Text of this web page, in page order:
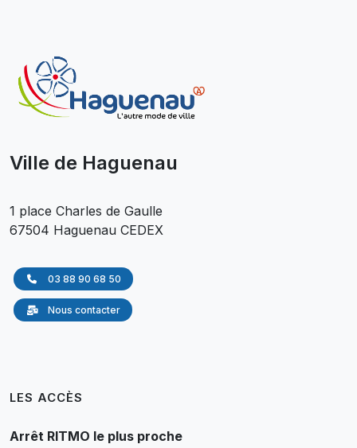
Ville de Haguenau
1 place Charles de Gaulle
67504 Haguenau CEDEX
03 88 90 68 50
Nous contacter
LES ACCÈS
Arrêt RITMO le plus proche